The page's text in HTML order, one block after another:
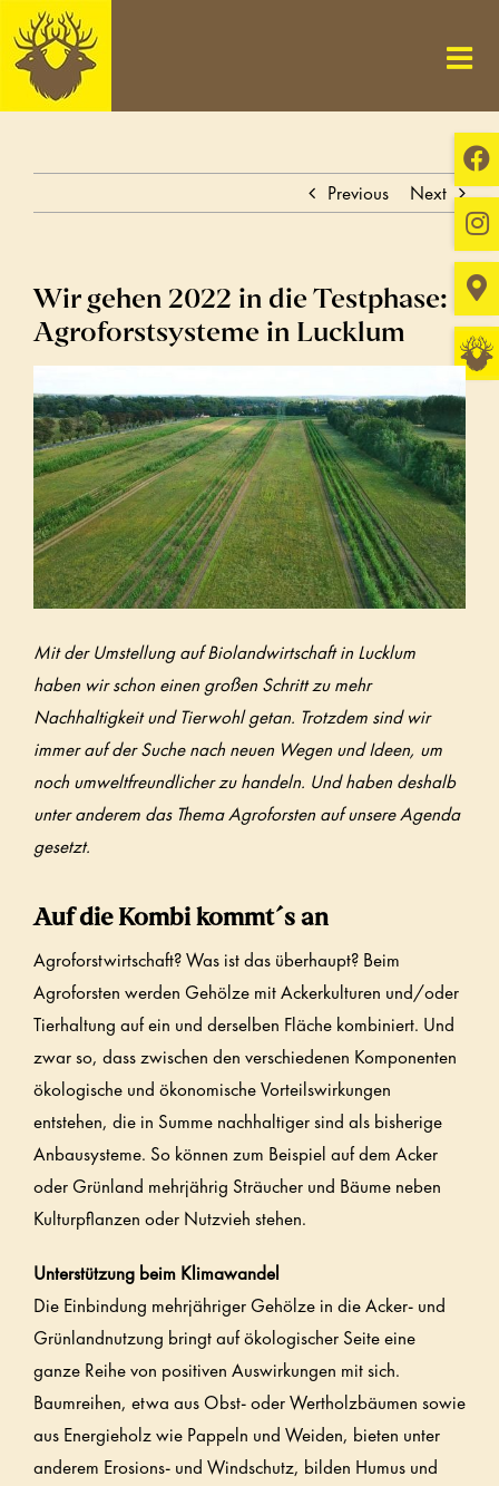
Skip
to
content
Previous Next
Wir gehen 2022 in die Testphase:
Agroforstsysteme in Lucklum
Mit der Umstellung auf Biolandwirtschaft in Lucklum
haben wir schon einen großen Schritt zu mehr
Nachhaltigkeit und Tierwohl getan. Trotzdem sind wir
immer auf der Suche nach neuen Wegen und Ideen, um
noch umweltfreundlicher zu handeln. Und haben deshalb
unter anderem das Thema Agroforsten auf unsere Agenda
gesetzt.
Auf die Kombi kommt´s an
Agroforstwirtschaft? Was ist das überhaupt? Beim
Agroforsten werden Gehölze mit Ackerkulturen und/oder
Tierhaltung auf ein und derselben Fläche kombiniert. Und
zwar so, dass zwischen den verschiedenen Komponenten
ökologische und ökonomische Vorteilswirkungen
entstehen, die in Summe nachhaltiger sind als bisherige
Anbausysteme. So können zum Beispiel auf dem Acker
oder Grünland mehrjährig Sträucher und Bäume neben
Kulturpflanzen oder Nutzvieh stehen.
Unterstützung beim Klimawandel
Die Einbindung mehrjähriger Gehölze in die Acker- und
Grünlandnutzung bringt auf ökologischer Seite eine
ganze Reihe von positiven Auswirkungen mit sich.
Baumreihen, etwa aus Obst- oder Wertholzbäumen sowie
aus Energieholz wie Pappeln und Weiden, bieten unter
anderem Erosions- und Windschutz, bilden Humus und